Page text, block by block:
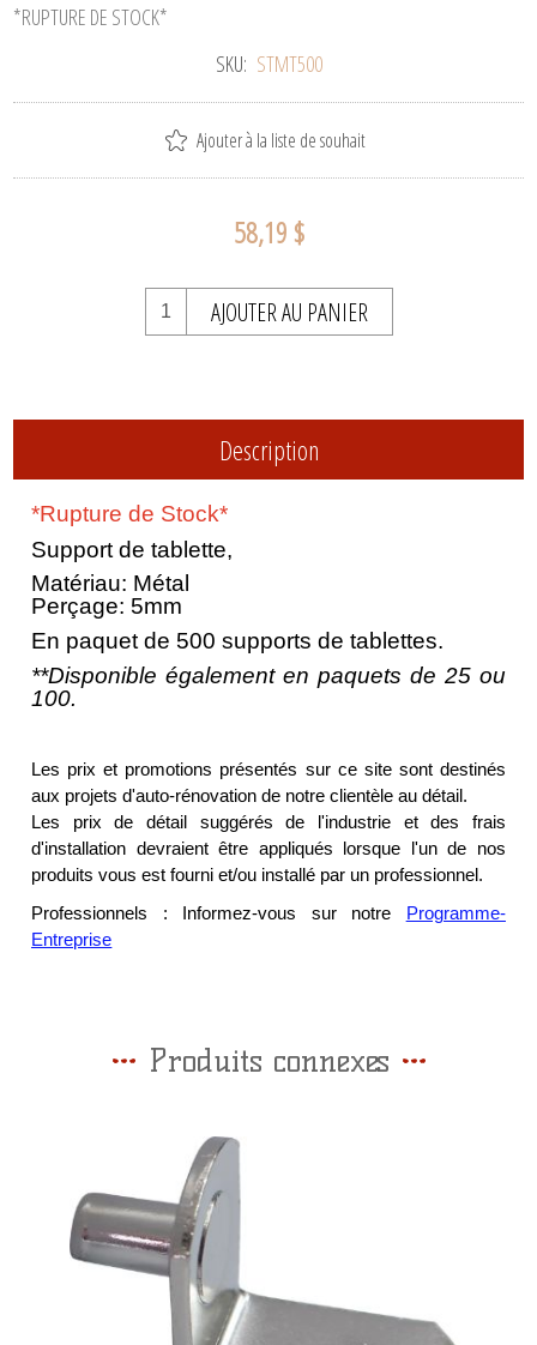
*RUPTURE DE STOCK*
SKU: STMT500
Ajouter à la liste de souhait
58,19 $
AJOUTER AU PANIER
Description
*Rupture de Stock*
Support de tablette,
Matériau: Métal
Perçage: 5mm
En paquet de 500 supports de tablettes.
**Disponible également en paquets de 25 ou
100.
Les prix et promotions présentés sur ce site sont destinés
aux projets d'auto-rénovation de notre clientèle au détail.
Les prix de détail suggérés de l'industrie et des frais
d'installation devraient être appliqués lorsque l'un de nos
produits vous est fourni et/ou installé par un professionnel.
Professionnels : Informez-vous sur notre
Programme-
Entreprise
Produits connexes